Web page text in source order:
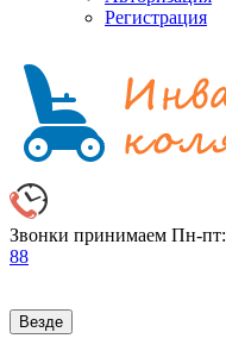
Регистрация
Звонки принимаем Пн-
88
Везде